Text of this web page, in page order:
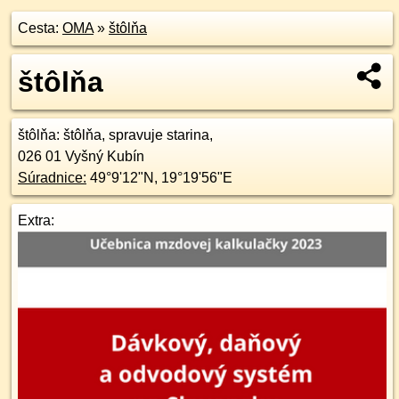
Cesta: OMA» štôlňa
štôlňa
štôlňa: štôlňa, spravuje starina,
026 01 Vyšný Kubín
Súradnice: 49°9'12"N , 19°19'56"E
Extra: